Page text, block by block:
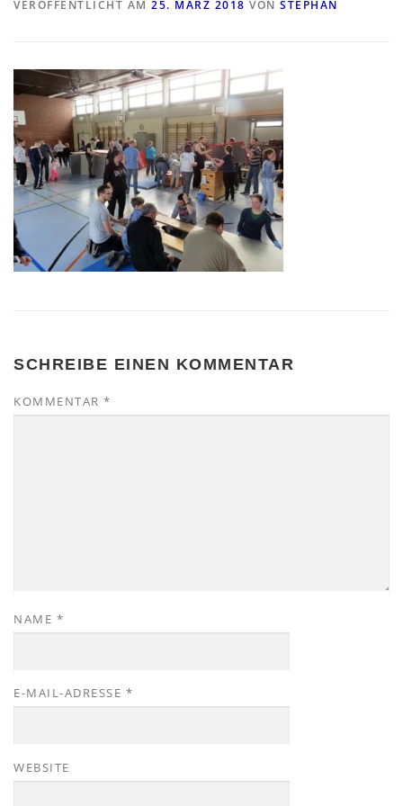
VERÖFFENTLICHT AM 25. MÄRZ 2018 VON STEPHAN
SCHREIBE EINEN KOMMENTAR
KOMMENTAR *
NAME *
E-MAIL-ADRESSE *
WEBSITE